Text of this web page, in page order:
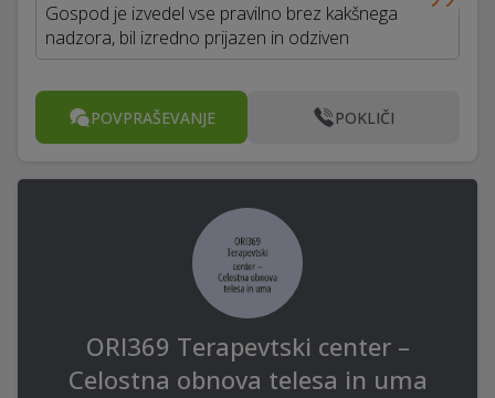
Gospod je izvedel vse pravilno brez kakšnega
nadzora, bil izredno prijazen in odziven
POVPRAŠEVANJE POKLIČI
ORI369 Terapevtski center –
Celostna obnova telesa in uma